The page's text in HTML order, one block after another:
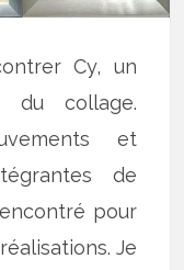
Cy, un
du collage.
et
de
pour
Je